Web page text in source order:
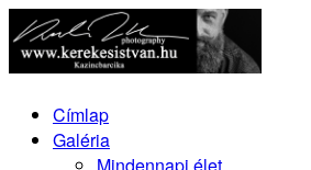
Címlap
Galéria
Mindennapi élet